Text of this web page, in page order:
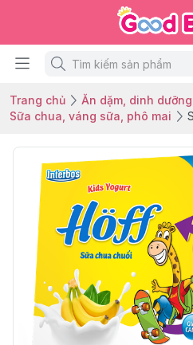
Trang chủ
Ăn dặm, dinh dưỡng
Sữa chua, váng sữa, phô mai